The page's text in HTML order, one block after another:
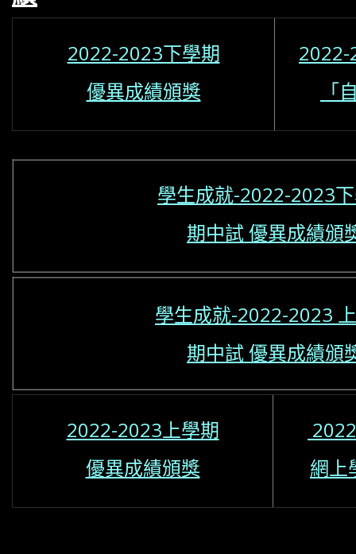
2022-2023下學期
優異成績頒獎
2022-
「
學生成就-2022-2023
期中試 優異成績頒
學生成就-2022-2023
期中試 優異成績頒
2022-2023上學期
優異成績頒獎
網上